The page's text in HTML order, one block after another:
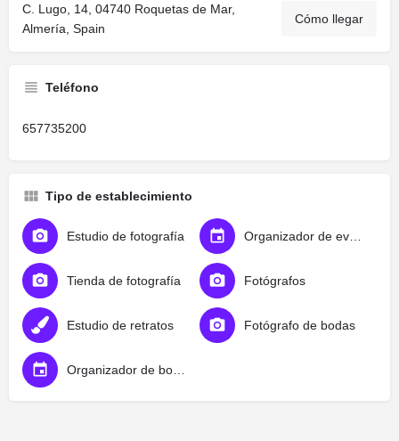
C. Lugo, 14, 04740 Roquetas de Mar,
Almería, Spain
Cómo llegar
Teléfono
657735200
Tipo de establecimiento
Estudio de fotografía
Tienda de fotografía Fotógrafos
Estudio de retratos Fotógrafo de bodas